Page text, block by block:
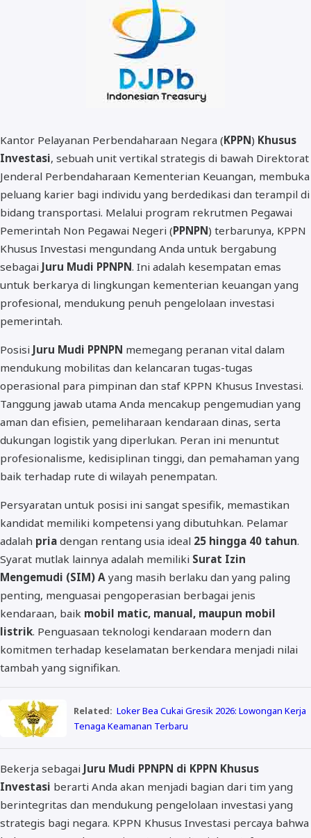
Kantor Pelayanan Perbendaharaan Negara (KPPN) Khusus
Investasi, sebuah unit vertikal strategis di bawah Direktorat
Jenderal Perbendaharaan Kementerian Keuangan, membuka
peluang karier bagi individu yang berdedikasi dan terampil di
bidang transportasi. Melalui program rekrutmen Pegawai
Pemerintah Non Pegawai Negeri (PPNPN) terbarunya, KPPN
Khusus Investasi mengundang Anda untuk bergabung
sebagai Juru Mudi PPNPN. Ini adalah kesempatan emas
untuk berkarya di lingkungan kementerian keuangan yang
profesional, mendukung penuh pengelolaan investasi
pemerintah.
Posisi Juru Mudi PPNPN memegang peranan vital dalam
mendukung mobilitas dan kelancaran tugas-tugas
operasional para pimpinan dan staf KPPN Khusus Investasi.
Tanggung jawab utama Anda mencakup pengemudian yang
aman dan efisien, pemeliharaan kendaraan dinas, serta
dukungan logistik yang diperlukan. Peran ini menuntut
profesionalisme, kedisiplinan tinggi, dan pemahaman yang
baik terhadap rute di wilayah penempatan.
Persyaratan untuk posisi ini sangat spesifik, memastikan
kandidat memiliki kompetensi yang dibutuhkan. Pelamar
adalah pria dengan rentang usia ideal 25 hingga 40 tahun.
Syarat mutlak lainnya adalah memiliki Surat Izin
Mengemudi (SIM) A yang masih berlaku dan yang paling
penting, menguasai pengoperasian berbagai jenis
kendaraan, baik mobil matic, manual, maupun mobil
listrik. Penguasaan teknologi kendaraan modern dan
komitmen terhadap keselamatan berkendara menjadi nilai
tambah yang signifikan.
Related: Loker Bea Cukai Gresik 2026: Lowongan Kerja
Tenaga Keamanan Terbaru
Bekerja sebagai Juru Mudi PPNPN di KPPN Khusus
Investasi berarti Anda akan menjadi bagian dari tim yang
berintegritas dan mendukung pengelolaan investasi yang
strategis bagi negara. KPPN Khusus Investasi percaya bahwa